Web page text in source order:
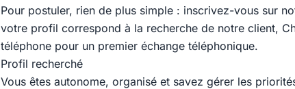
Pour postuler, rien de plus simple : inscrivez-vous sur
votre profil correspond à la recherche de notre client,
téléphone pour un premier échange téléphonique.
Profil recherché
Vous êtes autonome, organisé et savez gérer les